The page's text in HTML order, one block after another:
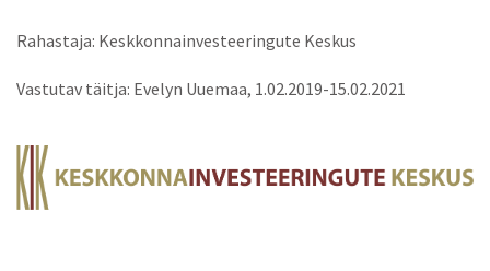
Rahastaja: Keskkonnainvesteeringute Keskus
Vastutav täitja: Evelyn Uuemaa, 1.02.2019-15.02.2021